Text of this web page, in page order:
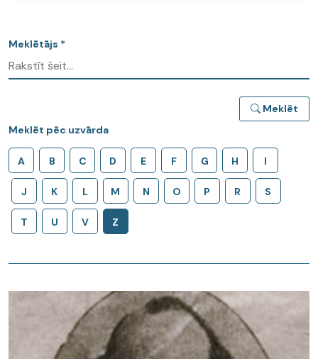
Meklētājs *
Meklēt
Meklēt pēc uzvārda
A B C D E F G H I
J K L M N O P R S
T U V Z